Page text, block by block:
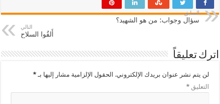
السابق
سؤال وجواب: من هو الشهيد؟
التالي
أَلقُوا السلاح
اترك تعليقاً
لن يتم نشر عنوان بريدك الإلكتروني. الحقول الإلزامية مشار إليها بـ*
التعليق*